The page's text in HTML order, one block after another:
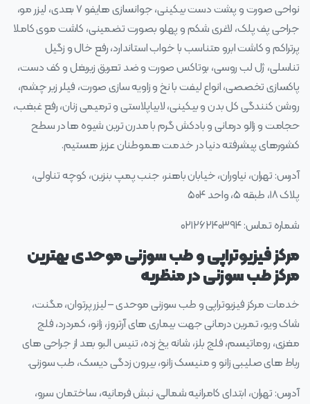
نواحی صورت و پشت دست بیکینی، جوانسازی هایفو ۷ بعدی، لیزر مو،
جراحی پف پلک، لاغری شکم و پهلو بصورت تضمینی، کاشت موی کاملا
پرتراکم و کاشت ابرو متناسب با خواب استاندارد، رفع خال و زگیل
تناسلی، ژل لب روسی، بوتاکس صورت و ضد تعریق زیربغل و کف دست،
پاکسازی تخصصی، انواع لیفت با نخ و زاویه سازی صورت، فیلر زیر چشم،
روشن کنندگی کل بدن و بیکینی، لابیاپلاستی و ترمیمی زنان، رفع غبغب،
حجامت و زالو درمانی و بادکش گرم با مدرن ترین شیوه ها در سطح
کشورهای پیشرفته دنیا در خدمت هموطنان عزیز هستیم.
آدرس: تهران، نیاوران، خیابان باهنر، جنب پمپ بنزین، کوچه تناولی،
پلاک ۱۸، طبقه ۵، واحد ۵۰۴
شماره تماس: ۰۲۱۲۶۲۴۰۳۹۴
مرکز فیزیوتراپی و طب سوزنی موحدی بهترین
مرکز طب سوزنی در منظریه
خدمات مرکز فیزیوتراپی و طب سوزنی موحدی – لیزر پرتوان، مگنت،
شاک ویو، تمرین درمانی جهت بیماری های آرتروز، زانو، کمردرد، فلج
مغزی، روماتیسم، فلج بلز، شانه یخ زده، تنیس البو بعد از جراحی های
رباط های صلیبی زانو و منیسک زانو، بیرون زدگی دیسک، طب سوزنی.
آدرس: تهران، ابتدای کامرانیه شمالی، نبش فرمانیه، ساختمان سرو،